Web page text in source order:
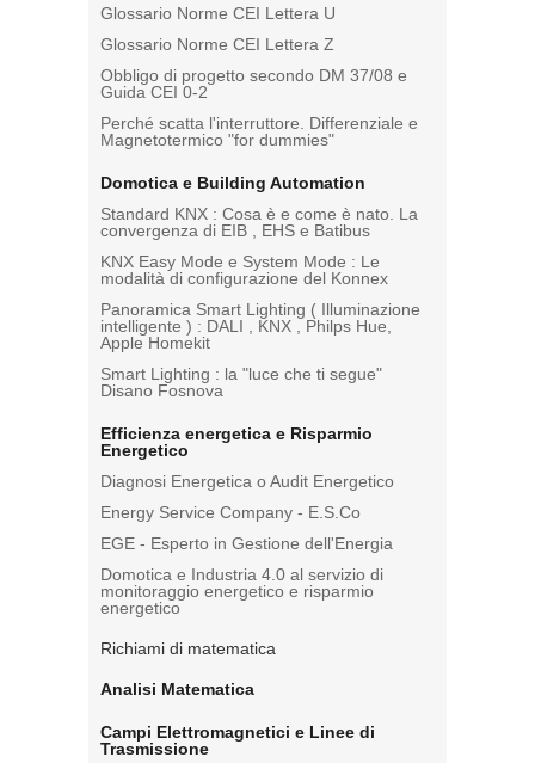
Glossario Norme CEI Lettera U
Glossario Norme CEI Lettera Z
Obbligo di progetto secondo DM 37/08 e
Guida CEI 0-2
Perché scatta l'interruttore. Differenziale e
Magnetotermico "for dummies"
Domotica e Building Automation
Standard KNX : Cosa è e come è nato. La
convergenza di EIB , EHS e Batibus
KNX Easy Mode e System Mode : Le
modalità di configurazione del Konnex
Panoramica Smart Lighting ( Illuminazione
intelligente ) : DALI , KNX , Philps Hue,
Apple Homekit
Smart Lighting : la "luce che ti segue"
Disano Fosnova
Efficienza energetica e Risparmio
Energetico
Diagnosi Energetica o Audit Energetico
Energy Service Company - E.S.Co
EGE - Esperto in Gestione dell'Energia
Domotica e Industria 4.0 al servizio di
monitoraggio energetico e risparmio
energetico
Richiami di matematica
Analisi Matematica
Campi Elettromagnetici e Linee di
Trasmissione